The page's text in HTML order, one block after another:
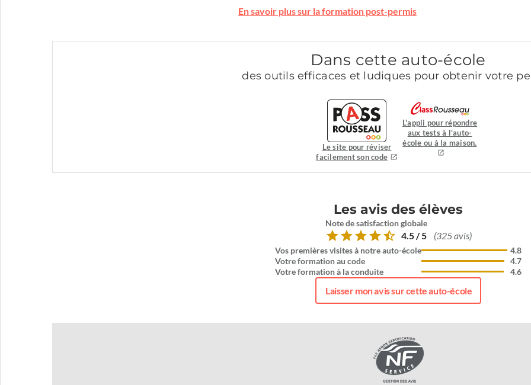
En savoir plus sur la formation post-permis
Dans cette auto-école
des outils efficaces et ludiques pour obtenir votre
Le site pour réviser
facilement son code
L'appli pour répondre
aux tests à l'auto-
école ou à la maison.
Les avis des élèves
Note de satisfaction globale
4.5 / 5 (325 avis)
Vos premières visites à notre auto-école
Votre formation au code
Votre formation à la conduite
4.8
4.7
4.6
Laisser mon avis sur cette auto-école